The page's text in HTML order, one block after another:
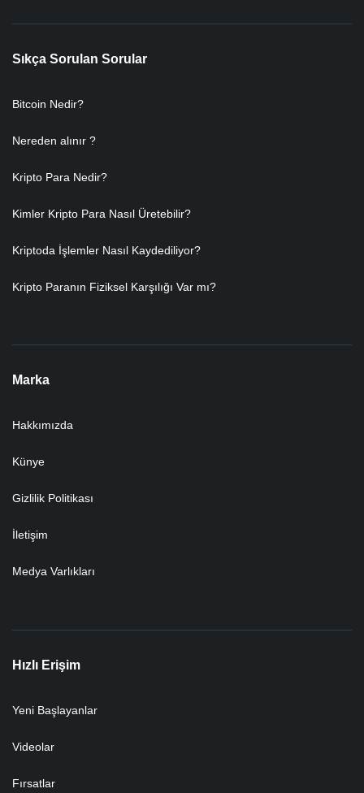
Sıkça Sorulan Sorular
Bitcoin Nedir?
Nereden alınır ?
Kripto Para Nedir?
Kimler Kripto Para Nasıl Üretebilir?
Kriptoda İşlemler Nasıl Kaydediliyor?
Kripto Paranın Fiziksel Karşılığı Var mı?
Marka
Hakkımızda
Künye
Gizlilik Politikası
İletişim
Medya Varlıkları
Hızlı Erişim
Yeni Başlayanlar
Videolar
Fırsatlar